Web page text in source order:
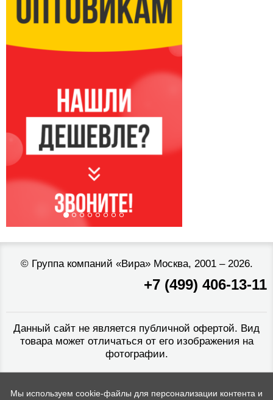
© Группа компаний «Вира»Москва, 2001 – 2026.
+7 (499) 406-13-11
Данный сайт не является публичной офертой. Вид
товара может отличаться от его изображения на
фотографии.
Мы используем cookie-файлы для персонализации контента и